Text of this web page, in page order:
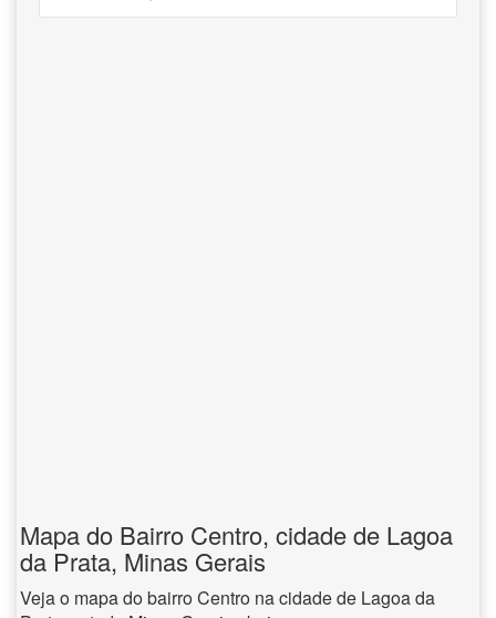
Mapa do Bairro Centro, cidade de Lagoa
da Prata, Minas Gerais
Veja o mapa do bairro Centro na cidade de Lagoa da